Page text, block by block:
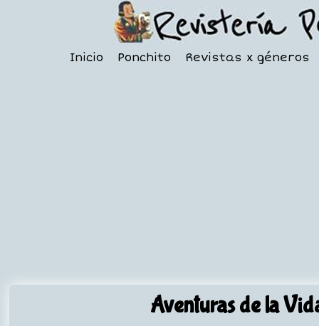
Inicio Ponchito Revistas x géneros
Aventuras de la